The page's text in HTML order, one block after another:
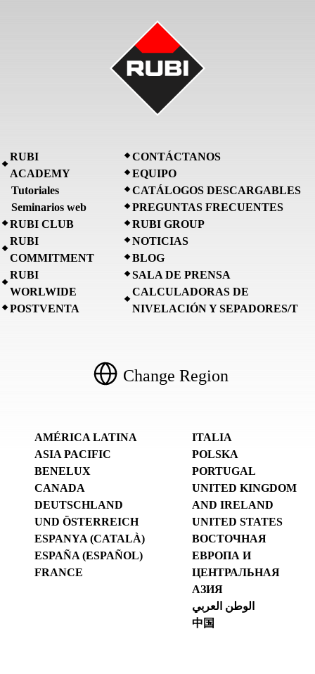
RUBI
ACADEMY
Tutoriales
Seminarios web
RUBI CLUB
RUBI
COMMITMENT
RUBI
WORLWIDE
POSTVENTA
CONTÁCTANOS
EQUIPO
CATÁLOGOS DESCARGABLES
PREGUNTAS FRECUENTES
RUBI GROUP
NOTICIAS
BLOG
SALA DE PRENSA
CALCULADORAS DE
NIVELACIÓN Y SEPADORES/T
Change Region
AMÉRICA LATINA
ASIA PACIFIC
BENELUX
CANADA
DEUTSCHLAND
UND ÖSTERREICH
ESPANYA (CATALÀ)
ESPAÑA (ESPAÑOL)
FRANCE
ITALIA
POLSKA
PORTUGAL
UNITED KINGDOM
AND IRELAND
UNITED STATES
ВОСТОЧНАЯ
ЕВРОПА И
ЦЕНТРАЛЬНАЯ
АЗИЯ
الوطن العربي
中国